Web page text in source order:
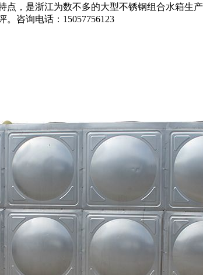
，是浙江为数不多的大型不锈钢组合水箱生
咨询电话：15057756123